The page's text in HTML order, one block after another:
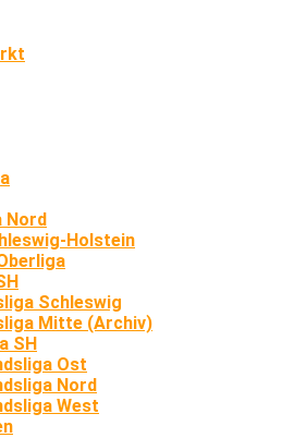
Nord
Holstein
Schleswig
Mitte (Archiv)
SH
Ost
Nord
West